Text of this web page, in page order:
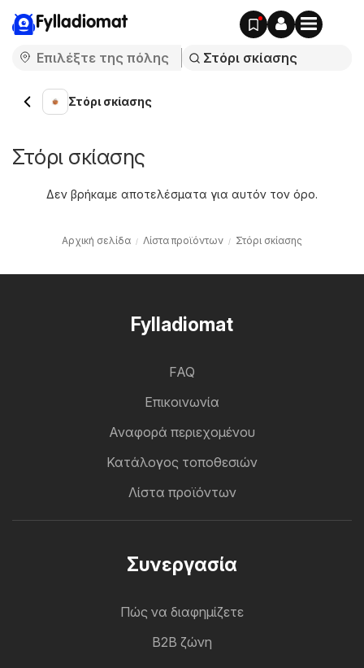
Fylladiomat
Στόρι σκίασης
Στόρι σκίασης
Δεν βρήκαμε αποτελέσματα για αυτόν τον όρο.
Αρχική σελίδα Λίστα προϊόντων Στόρι σκίασης
Fylladiomat
FAQ
Επικοινωνία
Αναφορά περιεχομένου
Κατάλογος τοποθεσιών
Λίστα προϊόντων
Συνεργασία
Πώς να διαφημίζετε
B2B ζώνη